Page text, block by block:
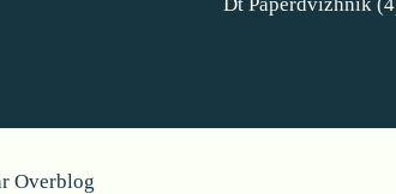
Overblog